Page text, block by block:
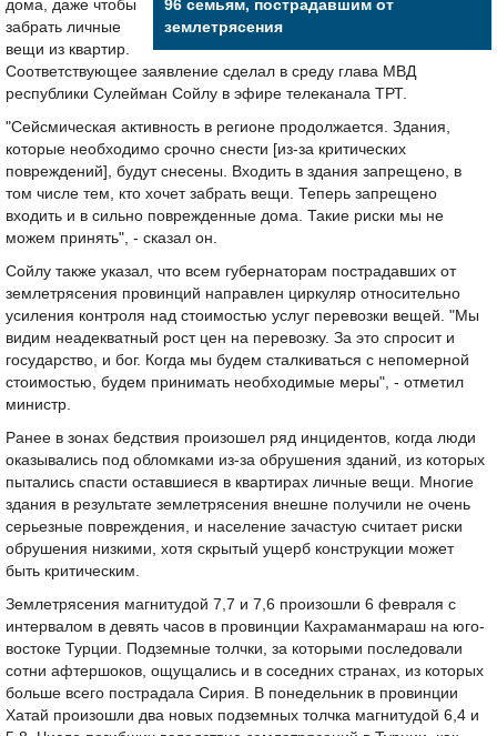
96 семьям, пострадавшим от
землетрясения
дома, даже чтобы
забрать личные
вещи из квартир.
Соответствующее заявление сделал в среду глава МВД
республики Сулейман Сойлу в эфире телеканала ТРТ.
"Сейсмическая активность в регионе продолжается. Здания,
которые необходимо срочно снести [из-за критических
повреждений], будут снесены. Входить в здания запрещено, в
том числе тем, кто хочет забрать вещи. Теперь запрещено
входить и в сильно поврежденные дома. Такие риски мы не
можем принять", - сказал он.
Сойлу также указал, что всем губернаторам пострадавших от
землетрясения провинций направлен циркуляр относительно
усиления контроля над стоимостью услуг перевозки вещей. "Мы
видим неадекватный рост цен на перевозку. За это спросит и
государство, и бог. Когда мы будем сталкиваться с непомерной
стоимостью, будем принимать необходимые меры", - отметил
министр.
Ранее в зонах бедствия произошел ряд инцидентов, когда люди
оказывались под обломками из-за обрушения зданий, из которых
пытались спасти оставшиеся в квартирах личные вещи. Многие
здания в результате землетрясения внешне получили не очень
серьезные повреждения, и население зачастую считает риски
обрушения низкими, хотя скрытый ущерб конструкции может
быть критическим.
Землетрясения магнитудой 7,7 и 7,6 произошли 6 февраля с
интервалом в девять часов в провинции Кахраманмараш на юго-
востоке Турции. Подземные толчки, за которыми последовали
сотни афтершоков, ощущались и в соседних странах, из которых
больше всего пострадала Сирия. В понедельник в провинции
Хатай произошли два новых подземных толчка магнитудой 6,4 и